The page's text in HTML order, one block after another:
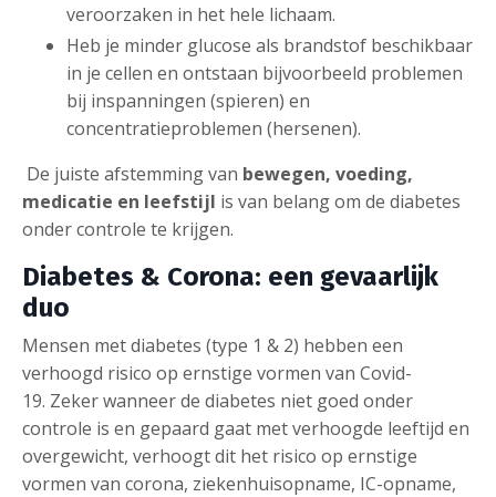
veroorzaken in het hele lichaam.
Heb je minder glucose als brandstof beschikbaar
in je cellen en ontstaan bijvoorbeeld problemen
bij inspanningen (spieren) en
concentratieproblemen (hersenen).
De juiste afstemming van bewegen, voeding,
medicatie en leefstijl is van belang om de diabetes
onder controle te krijgen.
Diabetes & Corona: een gevaarlijk
duo
Mensen met diabetes (type 1 & 2) hebben een
verhoogd risico op ernstige vormen van Covid-
19. Zeker wanneer de diabetes niet goed onder
controle is en gepaard gaat met verhoogde leeftijd en
overgewicht, verhoogt dit het risico op ernstige
vormen van corona, ziekenhuisopname, IC-opname,